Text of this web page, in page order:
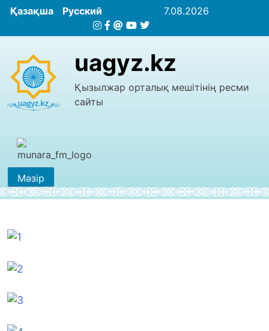
Қазақша Русский 7.08.2026
uagyz.kz
Қызылжар орталық мешітінің ресми
сайты
Мәзір